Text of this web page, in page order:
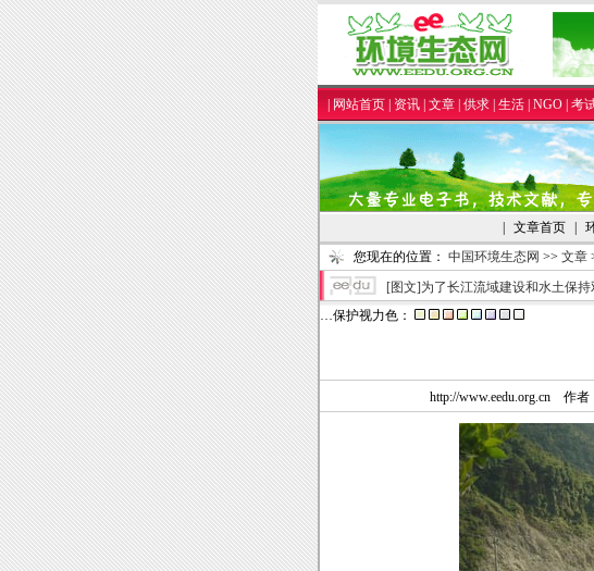
网站首页 资讯 文章 供求 生活 NGO 考
文章首页
您现在的位置： 中国环境生态网 >> 文章
[图文]为了长江流域建设和水土保持
…保护视力色：
http://www.eedu.org.cn 作